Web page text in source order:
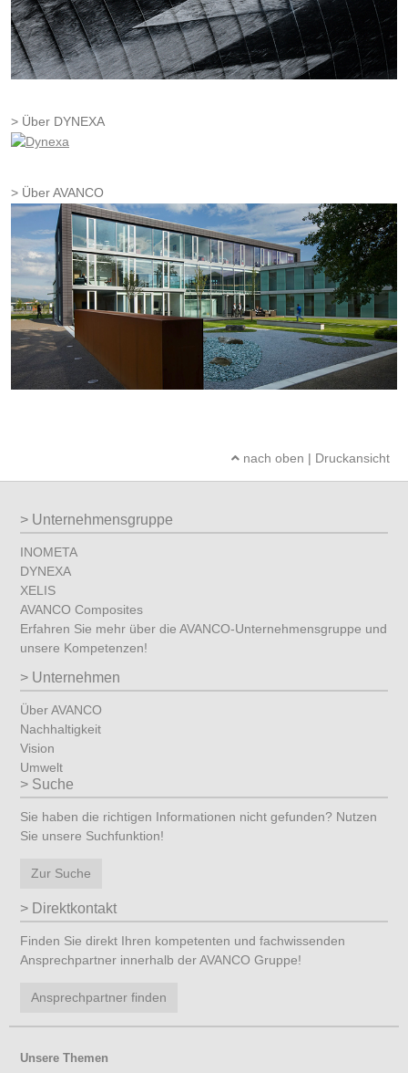
Über DYNEXA
Über AVANCO
nach oben | Druckansicht
Unternehmensgruppe
INOMETA
DYNEXA
XELIS
AVANCO Composites
Erfahren Sie mehr über die AVANCO-Unternehmensgruppe und
unsere Kompetenzen!
Unternehmen
Über AVANCO
Nachhaltigkeit
Vision
Umwelt
Suche
Sie haben die richtigen Informationen nicht gefunden? Nutzen
Sie unsere Suchfunktion!
Zur Suche
Direktkontakt
Finden Sie direkt Ihren kompetenten und fachwissenden
Ansprechpartner innerhalb der AVANCO Gruppe!
Ansprechpartner finden
Unsere Themen